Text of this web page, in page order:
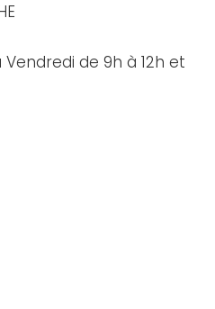
de 9h à 12h et